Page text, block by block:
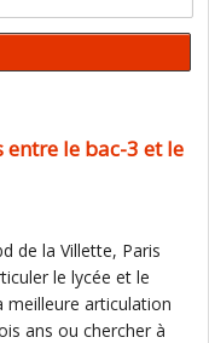
le bac-3 et le
de la Villette, Paris
le lycée et le
meilleure articulation
ans ou chercher à